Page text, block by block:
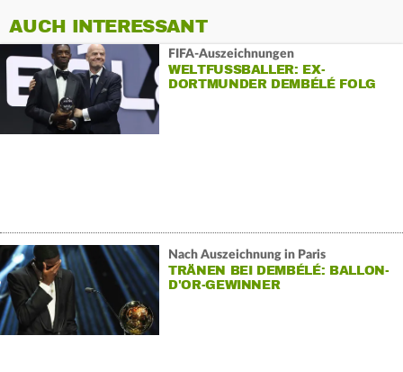
AUCH INTERESSANT
FIFA-Auszeichnungen
WELTFUSSBALLER: EX-D
ORTMUNDER DEMBÉLÉ FOLG
Nach Auszeichnung in Paris
TRÄNEN BEI DEMBÉLÉ: BALLON-
D'OR-GEWINNER